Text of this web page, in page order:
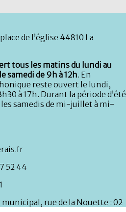
de l’église 44810 La
tous les matins du lundi au
samedi de 9h à 12h. En
reste ouvert le lundi,
à 17h. Durant la période d’été
samedis de mi-juillet à mi-
52 44
rue de la Nouette : 02